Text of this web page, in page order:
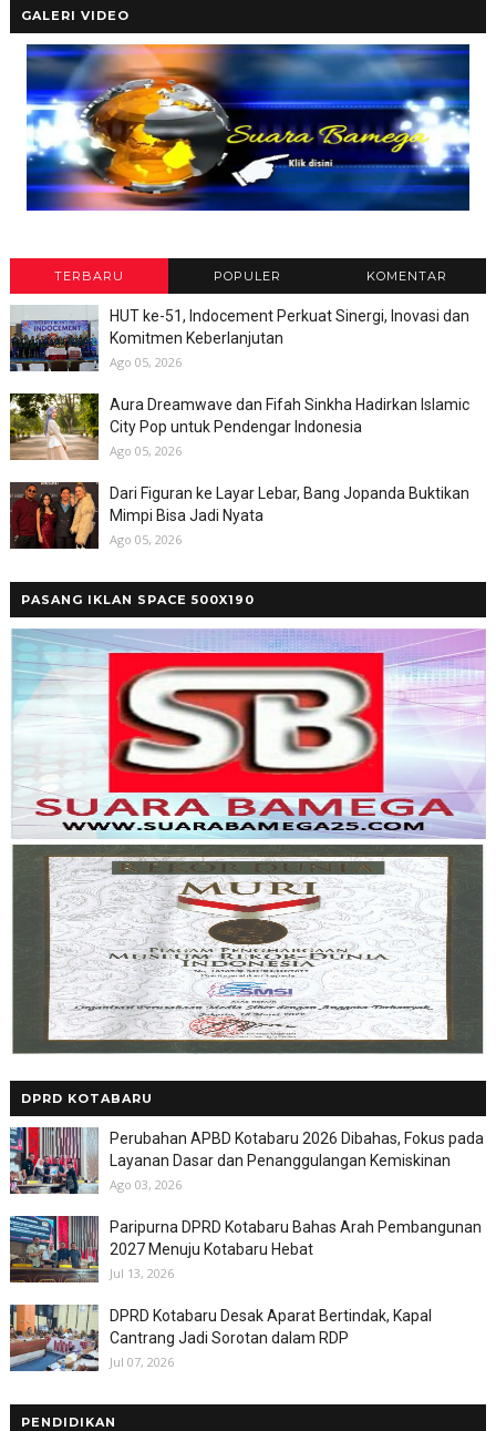
GALERI VIDEO
TERBARU POPULER KOMENTAR
HUT ke-51, Indocement Perkuat Sinergi, Inovasi dan
Komitmen Keberlanjutan
Ago 05, 2026
Aura Dreamwave dan Fifah Sinkha Hadirkan Islamic
City Pop untuk Pendengar Indonesia
Ago 05, 2026
Dari Figuran ke Layar Lebar, Bang Jopanda Buktikan
Mimpi Bisa Jadi Nyata
Ago 05, 2026
PASANG IKLAN SPACE 500X190
DPRD KOTABARU
Perubahan APBD Kotabaru 2026 Dibahas, Fokus pada
Layanan Dasar dan Penanggulangan Kemiskinan
Ago 03, 2026
Paripurna DPRD Kotabaru Bahas Arah Pembangunan
2027 Menuju Kotabaru Hebat
Jul 13, 2026
DPRD Kotabaru Desak Aparat Bertindak, Kapal
Cantrang Jadi Sorotan dalam RDP
Jul 07, 2026
PENDIDIKAN